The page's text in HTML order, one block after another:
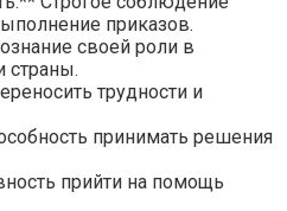
приказов.
своей роли в
страны.
трудности и
принимать решения
прийти на помощь